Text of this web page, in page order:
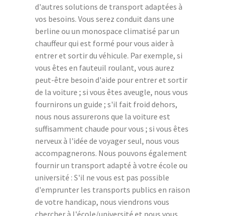
d'autres solutions de transport adaptées à
vos besoins. Vous serez conduit dans une
berline ou un monospace climatisé par un
chauffeur qui est formé pour vous aider à
entrer et sortir du véhicule. Par exemple, si
vous êtes en fauteuil roulant, vous aurez
peut-être besoin d'aide pour entrer et sortir
de la voiture ; si vous êtes aveugle, nous vous
fournirons un guide ; s'il fait froid dehors,
nous nous assurerons que la voiture est
suffisamment chaude pour vous ; si vous êtes
nerveux à l'idée de voyager seul, nous vous
accompagnerons. Nous pouvons également
fournir un transport adapté à votre école ou
université : S'il ne vous est pas possible
d'emprunter les transports publics en raison
de votre handicap, nous viendrons vous
chercher à l'école/université et nous vous